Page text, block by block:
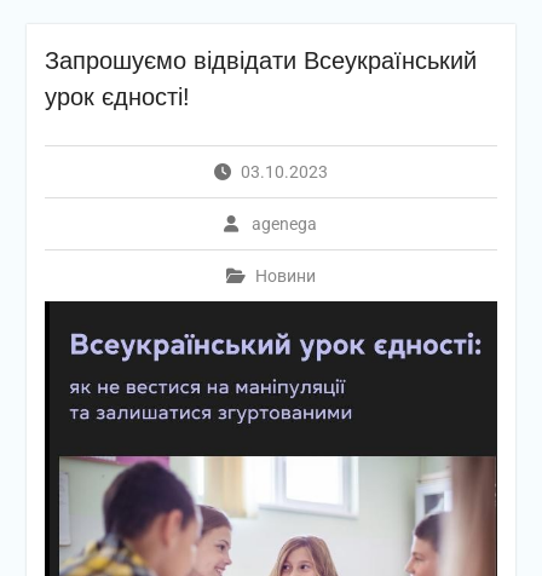
Запрошуємо відвідати Всеукраїнський
урок єдності!
03.10.2023
agenega
Новини